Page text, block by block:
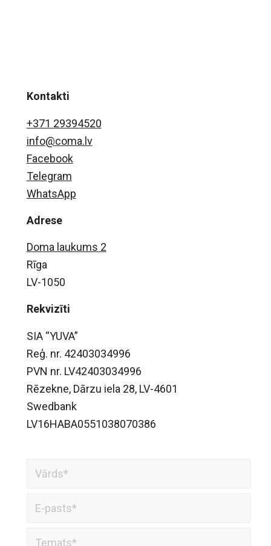
Kontakti
+371 29394520
info@coma.lv
Facebook
Telegram
WhatsApp
Adrese
Doma laukums 2
Rīga
LV-1050
Rekvizīti
SIA “YUVA”
Reģ. nr. 42403034996
PVN nr. LV42403034996
Rēzekne, Dārzu iela 28, LV-4601
Swedbank
LV16HABA0551038070386